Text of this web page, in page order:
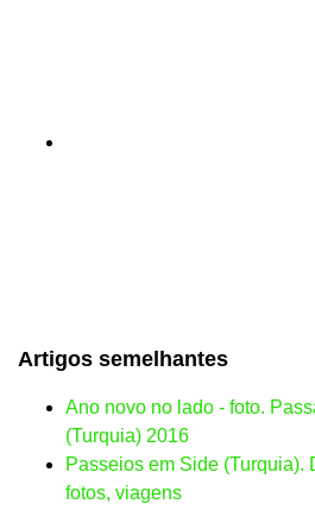
Artigos semelhantes
Ano novo no lado - foto.
(Turquia) 2016
Passeios em Side (Turquia).
fotos, viagens